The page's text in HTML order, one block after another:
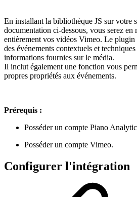
En installant la bibliothèque JS sur votre
documentation ci-dessous, vous serez en
entièrement vos vidéos Vimeo. Le plugin
des événements contextuels et
informations fournies sur le média.
Il inclut également une fonction vous
propres propriétés aux événements.
Prérequis :
Posséder un compte Piano
Posséder un compte Vimeo.
Configurer l'intégration